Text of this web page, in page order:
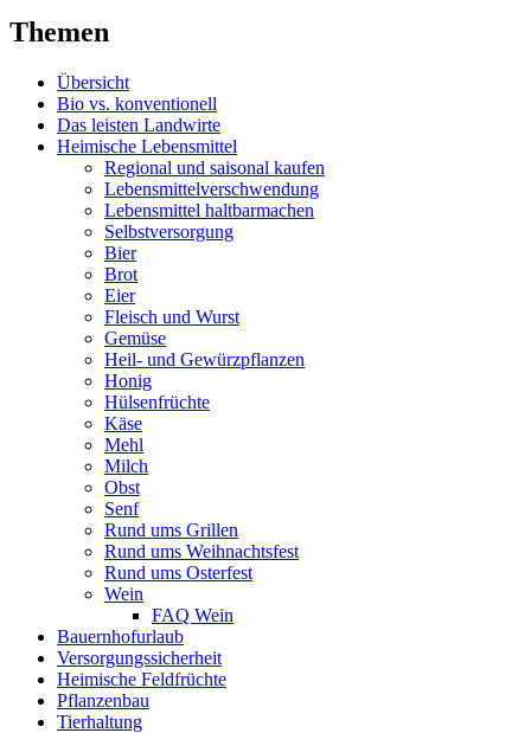
Themen
Übersicht
Bio vs. konventionell
Das leisten Landwirte
Heimische Lebensmittel
Regional und saisonal kaufen
Lebensmittelverschwendung
Lebensmittel haltbarmachen
Selbstversorgung
Bier
Brot
Eier
Fleisch und Wurst
Gemüse
Heil- und Gewürzpflanzen
Honig
Hülsenfrüchte
Käse
Mehl
Milch
Obst
Senf
Rund ums Grillen
Rund ums Weihnachtsfest
Rund ums Osterfest
Wein
FAQ Wein
Bauernhofurlaub
Versorgungssicherheit
Heimische Feldfrüchte
Pflanzenbau
Tierhaltung